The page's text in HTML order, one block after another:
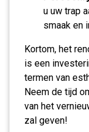
u uw trap
smaak en
Kortom, het
is een
termen van
Neem de tijd
van het
zal geven!